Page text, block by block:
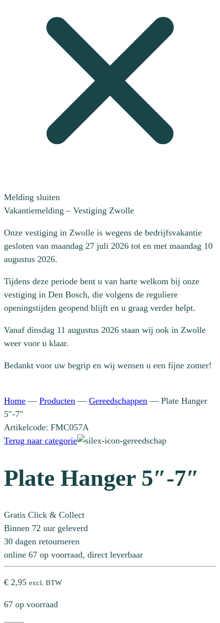
Melding sluiten
Vakantiemelding – Vestiging Zwolle
Onze vestiging in Zwolle is wegens de bedrijfsvakantie
gesloten van maandag 27 juli 2026 tot en met maandag 10
augustus 2026.
Tijdens deze periode bent u van harte welkom bij onze
vestiging in Den Bosch, die volgens de reguliere
openingstijden geopend blijft en u graag verder helpt.
Vanaf dinsdag 11 augustus 2026 staan wij ook in Zwolle
weer voor u klaar.
Bedankt voor uw begrip en wij wensen u een fijne zomer!
Home — Producten — Gereedschappen — Plate Hanger
5″-7″
Artikelcode: FMC057A
Terug naar categorie
Plate Hanger 5″-7″
Gratis Click & Collect
Binnen 72 uur geleverd
30 dagen retourneren
online 67 op voorraad, direct leverbaar
€ 2,95 excl. BTW
67 op voorraad